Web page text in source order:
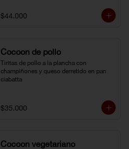
$44.000
Cocoon de pollo
Tiritas de pollo a la plancha con
champiñones y queso derretido en pan
ciabatta
$35.000
Cocoon vegetariano